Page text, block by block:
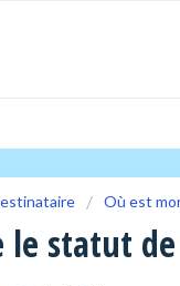
Où est
le statut